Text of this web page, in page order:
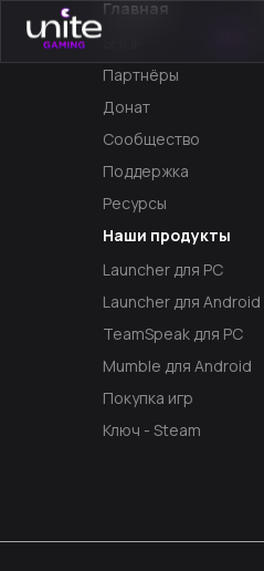
Главная
Партнёры
Донат
Сообщество
Поддержка
Ресурсы
Наши продукты
Launcher для PC
Launcher для Android
TeamSpeak для PC
Mumble для Android
Покупка игр
Ключ - Steam